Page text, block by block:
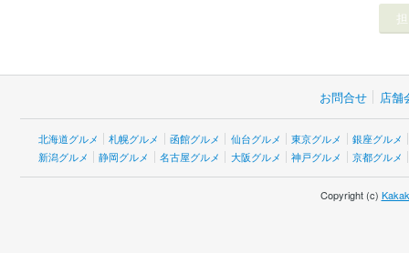
お問合せ 店舗
北海道グルメ 札幌グルメ 函館グルメ 仙台グルメ 東京グルメ
銀座グルメ
新潟グルメ
静岡グルメ 名古屋グルメ 大阪グルメ 神戸グルメ 京都グルメ
Copyright (c)